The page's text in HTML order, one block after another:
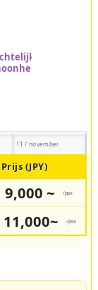
11 / november
Prijs (JPY)
9,000 ~ /pax
11,000~ /pax